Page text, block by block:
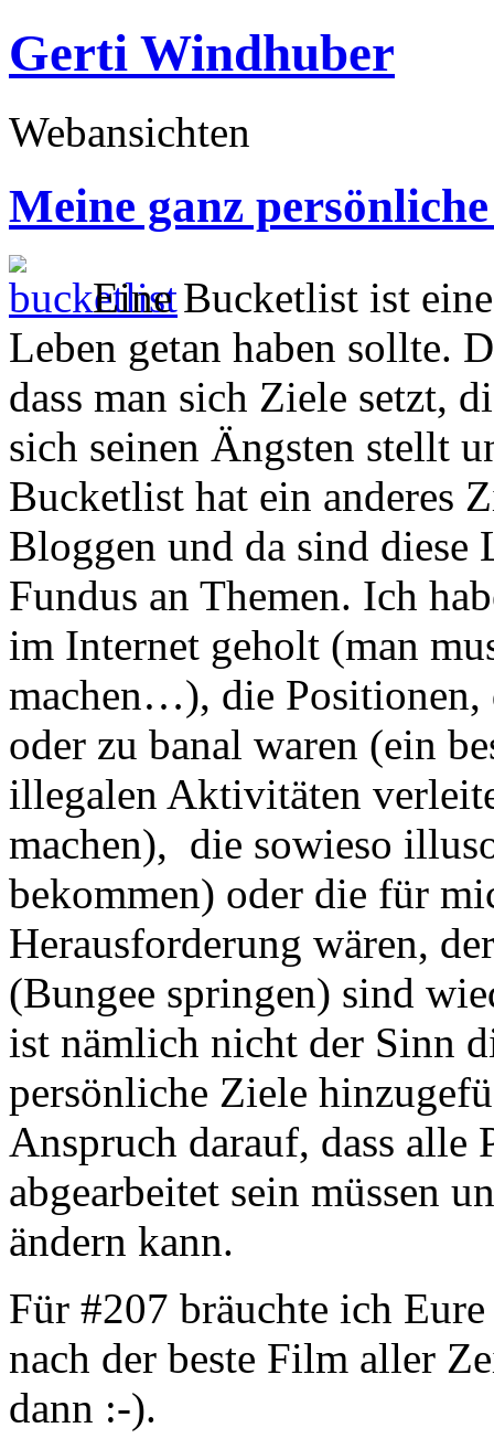
Gerti Windhuber
Webansichten
Meine ganz
Eine Bucketlist ist
Leben getan haben sollte.
dass man sich Ziele setzt,
sich seinen Ängsten stellt
Bucketlist hat ein anderes
Bloggen und da sind diese
Fundus an Themen. Ich
im Internet geholt (man
machen…), die Positionen,
oder zu banal waren (ein
illegalen Aktivitäten
machen), die sowieso
bekommen) oder die für
Herausforderung wären,
(Bungee springen) sind
ist nämlich nicht der Sinn
persönliche Ziele
Anspruch darauf, dass alle
abgearbeitet sein müssen
ändern kann.
Für #207 bräuchte ich
nach der beste Film aller
dann :-).